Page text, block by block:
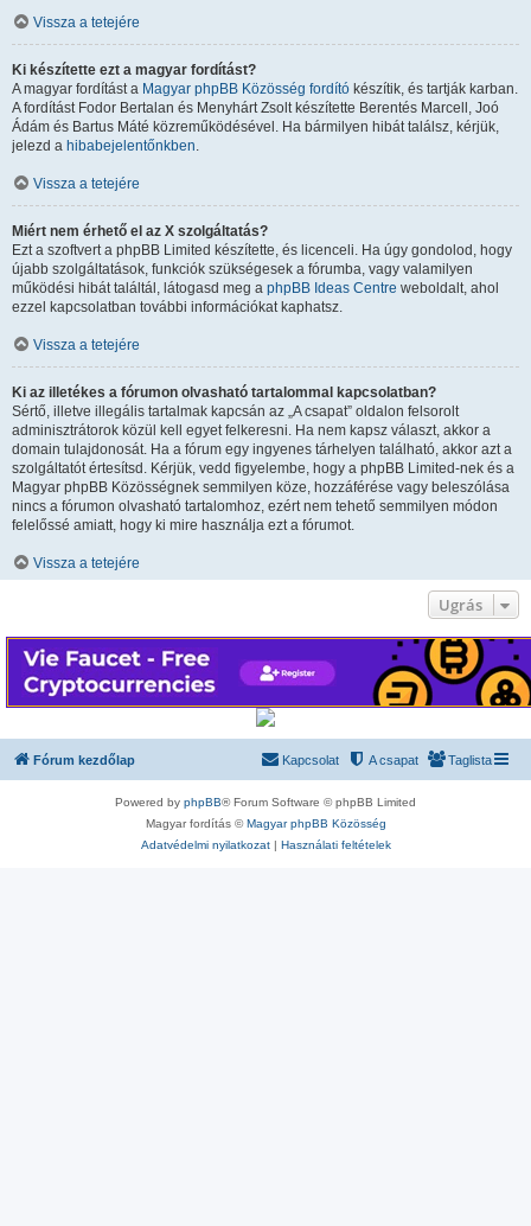
Vissza a tetejére
Ki készítette ezt a magyar fordítást?
A magyar fordítást a Magyar phpBB Közösség fordító készítik, és tartják karban.
A fordítást Fodor Bertalan és Menyhárt Zsolt készítette Berentés Marcell, Joó
Ádám és Bartus Máté közreműködésével. Ha bármilyen hibát találsz, kérjük,
jelezd a hibabejelentőnkben.
Vissza a tetejére
Miért nem érhető el az X szolgáltatás?
Ezt a szoftvert a phpBB Limited készítette, és licenceli. Ha úgy gondolod, hogy
újabb szolgáltatások, funkciók szükségesek a fórumba, vagy valamilyen
működési hibát találtál, látogasd meg a phpBB Ideas Centre weboldalt, ahol
ezzel kapcsolatban további információkat kaphatsz.
Vissza a tetejére
Ki az illetékes a fórumon olvasható tartalommal kapcsolatban?
Sértő, illetve illegális tartalmak kapcsán az „A csapat” oldalon felsorolt
adminisztrátorok közül kell egyet felkeresni. Ha nem kapsz választ, akkor a
domain tulajdonosát. Ha a fórum egy ingyenes tárhelyen található, akkor azt a
szolgáltatót értesítsd. Kérjük, vedd figyelembe, hogy a phpBB Limited-nek és a
Magyar phpBB Közösségnek semmilyen köze, hozzáférése vagy beleszólása
nincs a fórumon olvasható tartalomhoz, ezért nem tehető semmilyen módon
felelőssé amiatt, hogy ki mire használja ezt a fórumot.
Vissza a tetejére
Ugrás
Fórum kezdőlap Taglista
A csapat
Kapcsolat
Powered by phpBB® Forum Software © phpBB Limited
Magyar fordítás ©Magyar phpBB Közösség
Adatvédelmi nyilatkozat| Használati feltételek